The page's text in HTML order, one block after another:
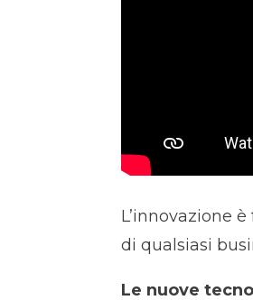
L’innovazione
di qualsiasi
Le nuove